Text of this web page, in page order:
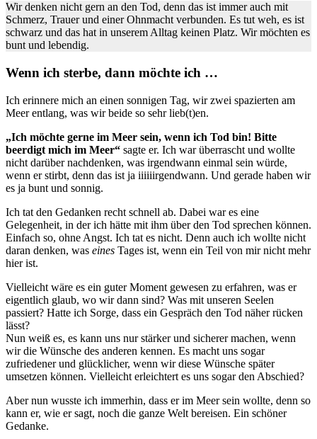
Wir denken nicht gern an den Tod, denn das ist immer auch mit
Schmerz, Trauer und einer Ohnmacht verbunden. Es tut weh, es ist
schwarz und das hat in unserem Alltag keinen Platz. Wir möchten es
bunt und lebendig.
Wenn ich sterbe, dann möchte ich …
Ich erinnere mich an einen sonnigen Tag, wir zwei spazierten am
Meer entlang, was wir beide so sehr lieb(t)en.
„Ich möchte gerne im Meer sein, wenn ich Tod bin! Bitte
beerdigt mich im Meer“ sagte er. Ich war überrascht und wollte
nicht darüber nachdenken, was irgendwann einmal sein würde,
wenn er stirbt, denn das ist ja iiiiiirgendwann. Und gerade haben wir
es ja bunt und sonnig.
Ich tat den Gedanken recht schnell ab. Dabei war es eine
Gelegenheit, in der ich hätte mit ihm über den Tod sprechen können.
Einfach so, ohne Angst. Ich tat es nicht. Denn auch ich wollte nicht
daran denken, was eines Tages ist, wenn ein Teil von mir nicht mehr
hier ist.
Vielleicht wäre es ein guter Moment gewesen zu erfahren, was er
eigentlich glaub, wo wir dann sind? Was mit unseren Seelen
passiert? Hatte ich Sorge, dass ein Gespräch den Tod näher rücken
lässt?
Nun weiß es, es kann uns nur stärker und sicherer machen, wenn
wir die Wünsche des anderen kennen. Es macht uns sogar
zufriedener und glücklicher, wenn wir diese Wünsche später
umsetzen können. Vielleicht erleichtert es uns sogar den Abschied?
Aber nun wusste ich immerhin, dass er im Meer sein wollte, denn so
kann er, wie er sagt, noch die ganze Welt bereisen. Ein schöner
Gedanke.